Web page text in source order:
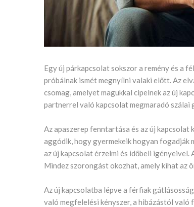
Egy új párkapcsolat sokszor a remény és a
próbálnak ismét megnyílni valaki előtt. Az
csomag, amelyet magukkal cipelnek az új
partnerrel való kapcsolat megmaradó
Az apaszerep fenntartása és az új
aggódik, hogy gyermekeik hogyan fogadják
az új kapcsolat érzelmi és időbeli
Mindez szorongást okozhat, amely kihat az
Az új kapcsolatba lépve a férfiak
való megfelelési kényszer, a hibázástól való